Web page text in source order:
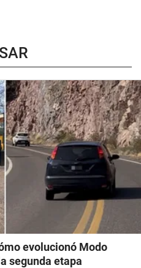
evolucionó Modo
segunda etapa